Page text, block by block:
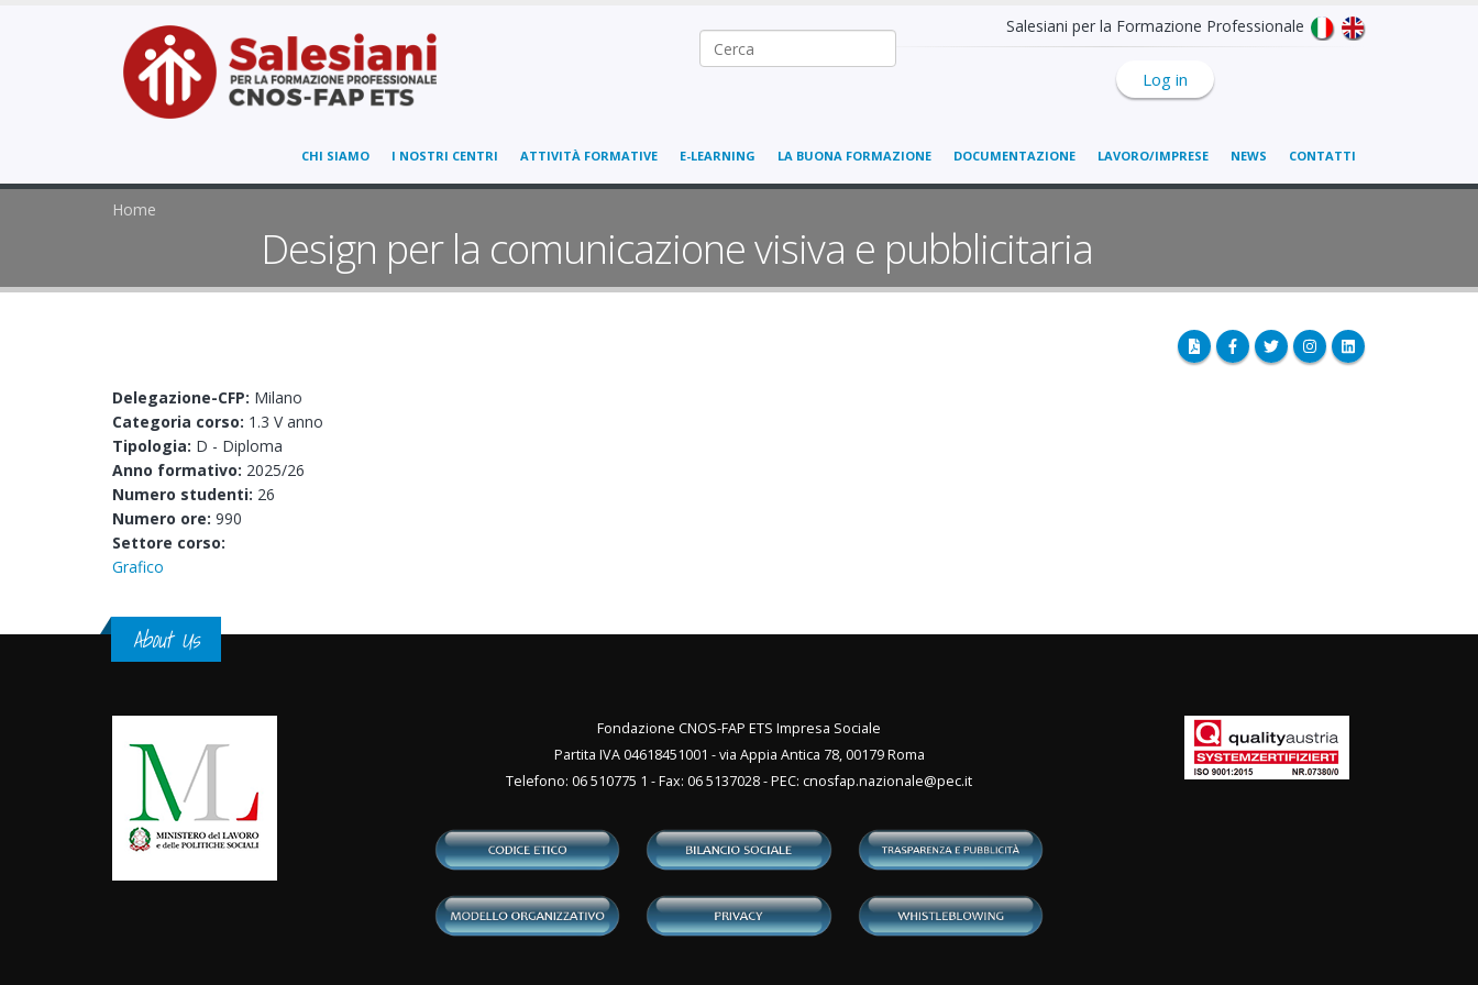
Salesiani per la Formazione Professionale
Log in
Ricerca nel sito
CHI SIAMO I NOSTRI CENTRI ATTIVITÀ FORMATIVE E-LEARNING LA BUONA FORMAZIONE DOCUMENTAZIONE LAVORO/IMPRESE NEWS CONTATTI
Home
Design per la comunicazione visiva e pubblicitaria
Delegazione-CFP: Milano
Categoria corso: 1.3 V anno
Tipologia: D - Diploma
Anno formativo: 2025/26
Numero studenti: 26
Numero ore: 990
Settore corso:
Grafico
About Us
Fondazione CNOS-FAP ETS Impresa Sociale
Partita IVA 04618451001 - via Appia Antica 78, 00179 Roma
Telefono: 06 510775 1 - Fax: 06 5137028 - PEC: cnosfap.nazionale@pec.it